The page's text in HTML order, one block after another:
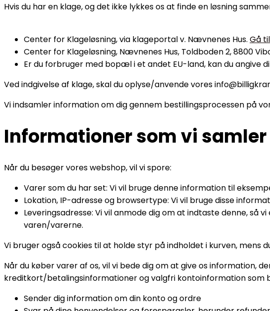
Hvis du har en klage, og det ikke lykkes os at finde en løsning
Center for Klageløsning, via klageportal v. Nævnenes Hus. Gå
Center for Klageløsning, Nævnenes Hus, Toldboden 2, 8800
Er du forbruger med bopæl i et andet EU-land, kan du angive
Ved indgivelse af klage, skal du oplyse/anvende vores
Vi indsamler information om dig gennem bestillingsprocessen på
Informationer som vi
Når du besøger vores webshop, vil vi spore:
Varer som du har set: Vi vil bruge denne information til
Lokation, IP-adresse og browsertype: Vi vil bruge disse
Leveringsadresse: Vi vil anmode dig om at indtaste denne, så
varen/varerne.
Vi bruger også cookies til at holde styr på indholdet i kurven, mens
Når du køber varer af os, vil vi bede dig om at give os information,
kreditkort/betalingsinformationer og valgfri kontoinformation som
Sender dig information om din konto og ordre